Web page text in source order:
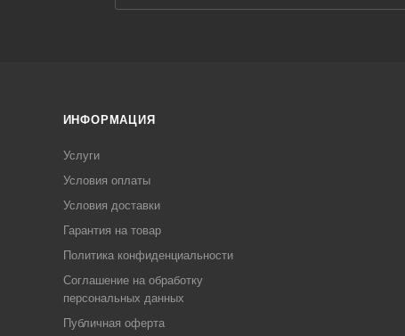
ИНФОРМАЦИЯ
Услуги
Условия оплаты
Условия доставки
Гарантия на товар
Политика конфиденциальности
Соглашение на обработку
персональных данных
Публичная оферта